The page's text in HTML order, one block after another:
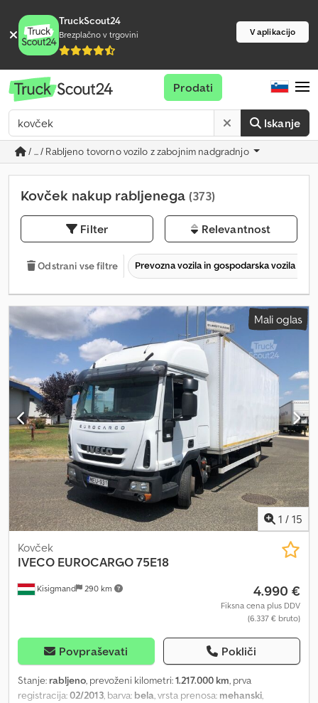
TruckScout24
Brezplačno v trgovini V aplikacijo
Iskanje
Prodati
/ ... / Rabljeno tovorno vozilo z zabojnim nadgradnjo
Kovček nakup rabljenega (373)
Filter Relevantnost
Odstrani vse filtre Prevozna vozila in gospodarska vozila
Mali oglas
1 / 15
Kisigmand 290 km
Kovček
IVECO EUROCARGO 75E18
4.990 €
Fiksna cena plus DDV
(6.337 € bruto)
Povpraševati Pokliči
Stanje: rabljeno, prevoženi kilometri:1.217.000 km, prva
registracija:02/2013, barva: bela, vrsta prenosa: mehanski,